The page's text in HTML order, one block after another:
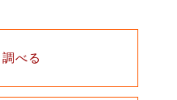
べる